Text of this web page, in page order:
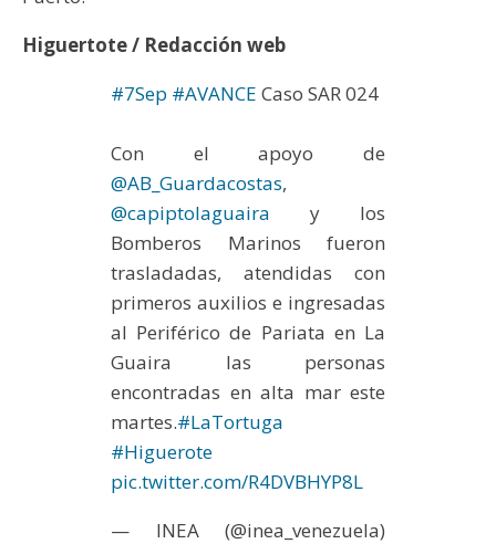
Higuertote / Redacción web
#7Sep #AVANCE Caso SAR 024
Con el apoyo de
@AB_Guardacostas,
@capiptolaguaira y los
Bomberos Marinos fueron
trasladadas, atendidas con
primeros auxilios e ingresadas
al Periférico de Pariata en La
Guaira las personas
encontradas en alta mar este
martes.#LaTortuga
#Higuerote
pic.twitter.com/R4DVBHYP8L
— INEA (@inea_venezuela)